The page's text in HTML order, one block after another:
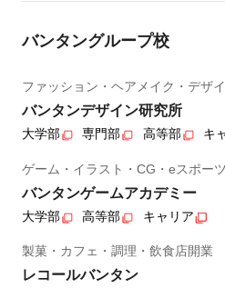
バンタングループ校
ファッション・ヘアメイク・デザ
バンタンデザイン研究所
大学部 専門部 高等部 キ
ゲーム・イラスト・CG・eスポーツ
バンタンゲームアカデミー
大学部 高等部 キャリア
製菓・カフェ・調理・飲食店開業
レコールバンタン